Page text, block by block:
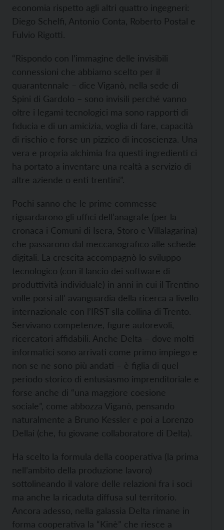
economia rispetto agli altri quattro ingegneri:
Diego Schelfi, Antonio Conta, Roberto Postal e
Fulvio Rigotti.
“Rispondo con l’immagine delle invisibili
connessioni che abbiamo scelto per il
quarantennale – dice Viganò, nella sede di
Spini di Gardolo – sono invisili perché vanno
oltre i legami tecnologici ma sono rapporti di
fiducia e di un amicizia, voglia di fare, capacità
di rischio e forse un pizzico di incoscienza. Una
vera e propria alchimia fra questi ingredienti ci
ha portato a inventare una realtà a servizio di
altre aziende o enti trentini”.
Pochi sanno che le prime commesse
riguardarono gli uffici dell’anagrafe (per la
cronaca i Comuni di Isera, Storo e Villalagarina)
che passarono dal meccanografico alle schede
digitali. La crescita accompagnò lo sviluppo
tecnologico (con il lancio dei software di
produttività individuale) in anni in cui il Trentino
volle porsi all’ avanguardia della ricerca a livello
internazionale con l’IRST slla collina di Trento.
Servivano competenze, figure autorevoli,
ricercatori affidabili. Anche Delta – dove molti
informatici sono arrivati come primo impiego e
non se ne sono più andati – è figlia di quel
periodo storico di entusiasmo imprenditoriale e
forse anche di “una maggiore coesione
sociale”, come abbozza Viganò, pensando
naturalmente a Bruno Kessler e poi a Lorenzo
Dellai (che, fu giovane collaboratore di Delta).
Ha scelto la formula della cooperativa (la prima
nell’ambito della produzione lavoro)
sottolineando il valore delle relazioni fra i soci
ma anche la ricaduta diffusa sul territorio.
Ancora adesso, nella galassia Delta rimane in
forma cooperativa la “Kinè” che riesce a